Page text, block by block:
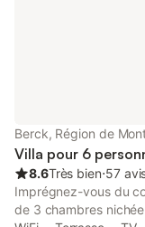
L'emplacement de la
gastronomie de
aux bras
Berck, Région de
Villa pour 6
8.6Très bien⋅57
Imprégnez-vous du
de 3 chambres